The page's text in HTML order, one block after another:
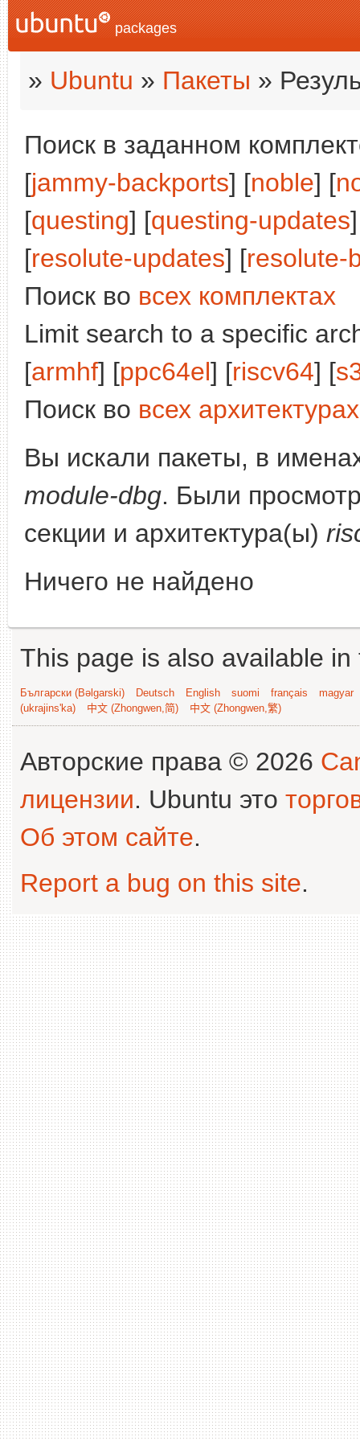
packages
» Ubuntu » Пакеты »
Поиск в заданном
[jammy-backports] [noble] [
[questing] [questing-updates
[resolute-updates] [resolute-
Поиск во всех комплектах
Limit search to a specific
[armhf] [ppc64el] [riscv64] [
Поиск во всех архитектурах
Вы искали пакеты, в
module-dbg. Были
секции и архитектура(ы)
Ничего не найдено
This page is also available
Български (Bəlgarski) Deutsch English suomi français
magyar
(ukrajins'ka)
中文 (Zhongwen,简) 中文 (Zhongwen,繁)
Авторские права © 2026
лицензии. Ubuntu это
Об этом сайте.
Report a bug on this site.